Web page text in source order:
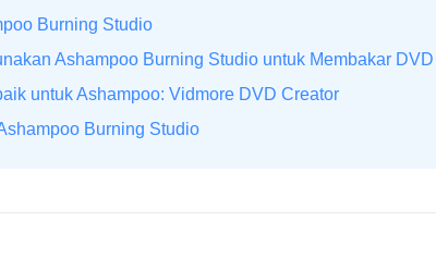
Burning Studio
Ashampoo Burning Studio untuk Membakar DVD
untuk Ashampoo: Vidmore DVD Creator
Burning Studio